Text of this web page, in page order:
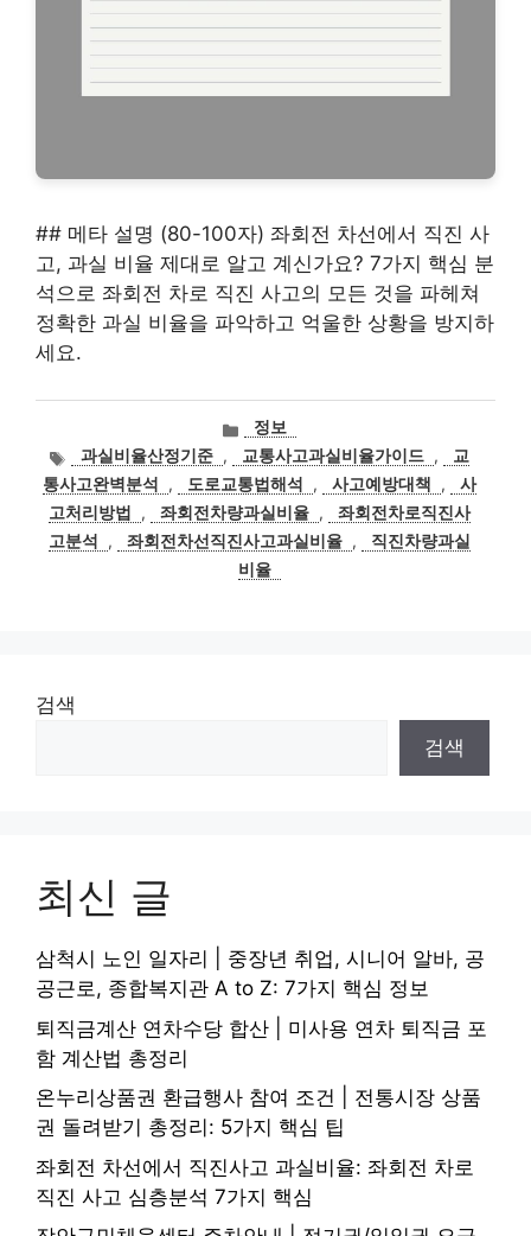
## 메타 설명 (80-100자) 좌회전 차선에서 직진 사
고, 과실 비율 제대로 알고 계신가요? 7가지 핵심 분
석으로 좌회전 차로 직진 사고의 모든 것을 파헤쳐
정확한 과실 비율을 파악하고 억울한 상황을 방지하
세요.
카
테
고
리
정보
태
그
과실비율산정기준 , 교통사고과실비율가이드 ,
교
통사고완벽분석
, 도로교통법해석 , 사고예방대책 ,
사
고처리방법
, 좌회전차량과실비율 ,
좌회전차로직진사
고분석
, 좌회전차선직진사고과실비율 ,
직진차량과실
비율
검색
검색
최신 글
삼척시 노인 일자리 | 중장년 취업, 시니어 알바, 공
공근로, 종합복지관 A to Z: 7가지 핵심 정보
퇴직금계산 연차수당 합산 | 미사용 연차 퇴직금 포
함 계산법 총정리
온누리상품권 환급행사 참여 조건 | 전통시장 상품
권 돌려받기 총정리: 5가지 핵심 팁
좌회전 차선에서 직진사고 과실비율: 좌회전 차로
직진 사고 심층분석 7가지 핵심